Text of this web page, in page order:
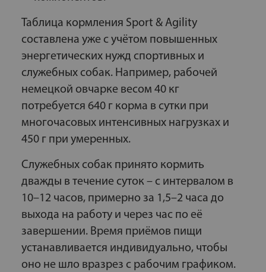
Таблица кормления Sport & Agility
составлена уже с учётом повышенных
энергетических нужд спортивных и
служебных собак. Например, рабочей
немецкой овчарке весом 40 кг
потребуется 640 г корма в сутки при
многочасовых интенсивных нагрузках и
450 г при умеренных.
Служебных собак принято кормить
дважды в течение суток – с интервалом в
10–12 часов, примерно за 1,5–2 часа до
выхода на работу и через час по её
завершении. Время приёмов пищи
устанавливается индивидуально, чтобы
оно не шло вразрез с рабочим графиком.